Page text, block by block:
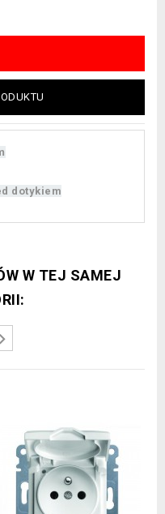
dotykiem
W TEJ SAMEJ